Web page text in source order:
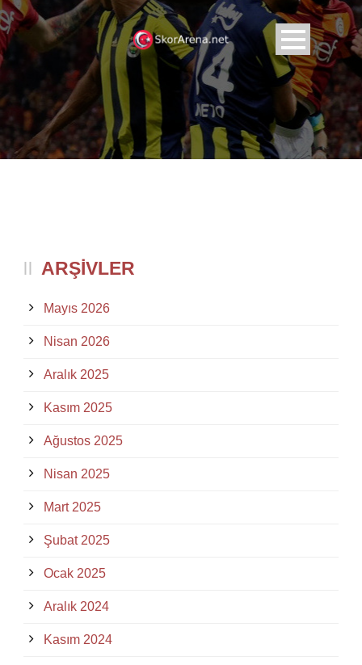
ARŞIVLER
Mayıs 2026
Nisan 2026
Aralık 2025
Kasım 2025
Ağustos 2025
Nisan 2025
Mart 2025
Şubat 2025
Ocak 2025
Aralık 2024
Kasım 2024